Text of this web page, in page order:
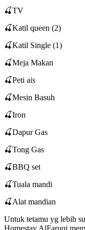
🍒TV
🍒Katil queen (2)
🍒Katil Single (1)
🍒Meja Makan
🍒Peti ais
🍒Mesin Basuh
🍒Iron
🍒Dapur Gas
🍒Tong Gas
🍒BBQ set
🍒Tuala mandi
🍒Alat mandian
Untuk tetamu yg lebih
Homestay AlFaruqi